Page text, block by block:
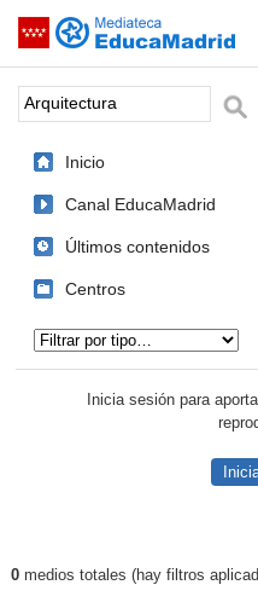
Saltar navegación
Palabra o frase:
Inicio
Canal EducaMadrid
Últimos contenidos
Centros
Inicia sesión para
Resultados de:
0medios totales (hay filtros